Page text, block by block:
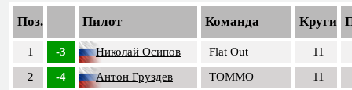
Поз. Пилот Команда Круги
1 -3 Николай Осипов Flat Out
11
2
-4 Антон Груздев TOMMO
11